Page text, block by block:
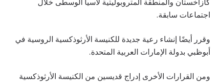
كازاخستان والمنطقة المتروبوليتية لآسيا الوسطى خلال
اجتماعات سابقة.
وقرر أيضًا إنشاء رعية جديدة للكنيسة الأرثوذكسية الروسية في
أبوظبي بدولة الإمارات العربية المتحدة.
ومن القرارات الأخرى إدراج قديسين من الكنيسة الأرثوذكسية